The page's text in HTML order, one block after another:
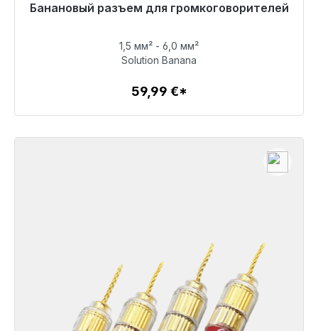
Банановый разъем для громкоговорителей
Готовы к немедленной отправке, срок поставки
59,99 €
Детали
1,5 мм² - 6,0 мм²
Solution Banana
59,99 €*